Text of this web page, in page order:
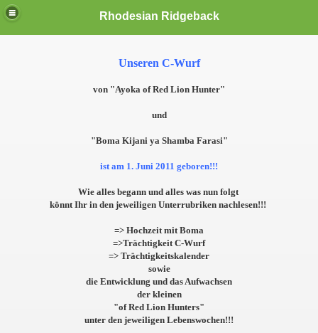
Rhodesian Ridgeback
Unseren C-Wurf
von "Ayoka of Red Lion Hunter"
und
"Boma Kijani ya Shamba Farasi"
ist am 1. Juni 2011 geboren!!!
Wie alles begann und alles was nun folgt
könnt Ihr in den jeweiligen Unterrubriken nachlesen!!!
=> Hochzeit mit Boma
=>Trächtigkeit C-Wurf
=> Trächtigkeitskalender
sowie
die Entwicklung und das Aufwachsen
der kleinen
"of Red Lion Hunters"
unter den jeweiligen Lebenswochen!!!